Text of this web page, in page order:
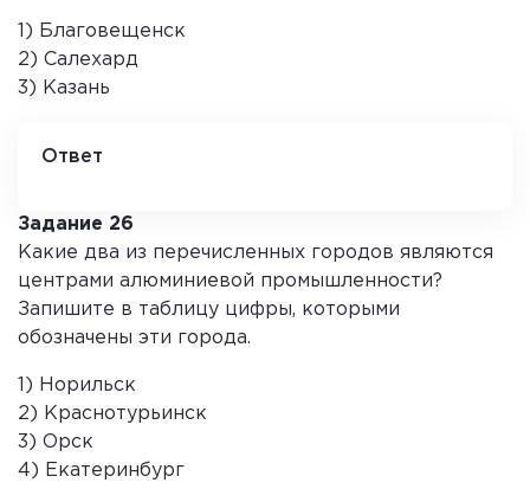
1) Благовещенск
2) Салехард
3) Казань
Ответ
Задание 26
Какие два из перечисленных городов являются
центрами алюминиевой промышленности?
Запишите в таблицу цифры, которыми
обозначены эти города.
1) Норильск
2) Краснотурьинск
3) Орск
4) Екатеринбург